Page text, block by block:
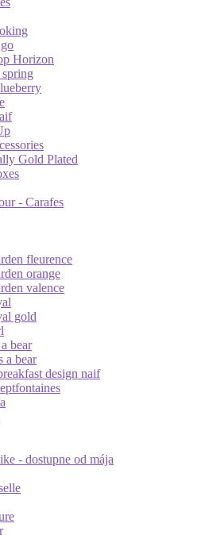
Horizon
Gold Plated
- Carafes
fleurence
orange
valence
gold
bear
a bear
design naif
- dostupne od mája